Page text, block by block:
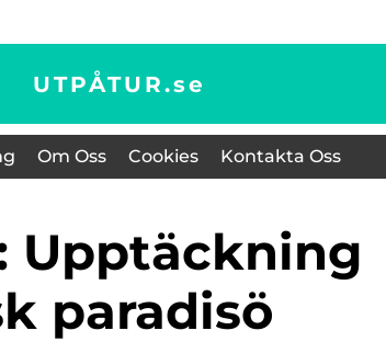
UTPÅTUR.se
Om Oss Cookies Kontakta Oss
paradisö